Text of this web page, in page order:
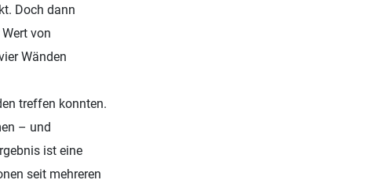
Doch dann
von
Wänden
treffen konnten.
– und
ist eine
seit mehreren